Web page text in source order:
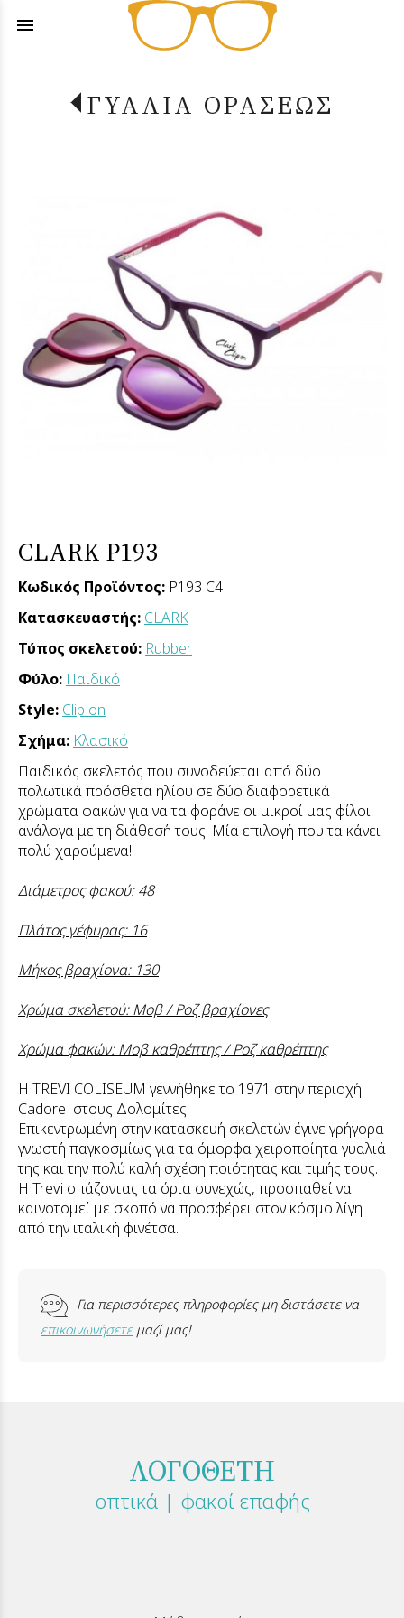
menu
ΓΥΑΛΙΑ ΟΡΑΣΕΩΣ
CLARK P193
Κωδικός Προϊόντος: P193 C4
Κατασκευαστής: CLARK
Τύπος σκελετού: Rubber
Φύλο: Παιδικό
Style: Clip on
Σχήμα: Κλασικό
Παιδικός σκελετός που συνοδεύεται από δύο
πολωτικά πρόσθετα ηλίου σε δύο διαφορετικά
χρώματα φακών για να τα φοράνε οι μικροί μας φίλοι
ανάλογα με τη διάθεσή τους. Μία επιλογή που τα κάνει
πολύ χαρούμενα!
Διάμετρος φακού: 48
Πλάτος γέφυρας: 16
Μήκος βραχίονα: 130
Χρώμα σκελετού: Μοβ / Ροζ βραχίονες
Χρώμα φακών: Μοβ καθρέπτης / Ροζ καθρέπτης
Η TREVI COLISEUM γεννήθηκε το 1971 στην περιοχή
Cadore στους Δολομίτες.
Επικεντρωμένη στην κατασκευή σκελετών έγινε γρήγορα
γνωστή παγκοσμίως για τα όμορφα χειροποίητα γυαλιά
της και την πολύ καλή σχέση ποιότητας και τιμής τους.
Η Trevi σπάζοντας τα όρια συνεχώς, προσπαθεί να
καινοτομεί με σκοπό να προσφέρει στον κόσμο λίγη
από την ιταλική φινέτσα.
Για περισσότερες πληροφορίες μη διστάσετε να
επικοινωνήσετεμαζί μας!
ΛΟΓΟΘΕΤΗ
οπτικά | φακοί επαφής